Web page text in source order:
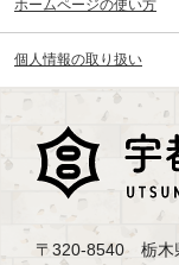
ホームページの使い方
個人情報の取り扱い
〒320-8540 栃木